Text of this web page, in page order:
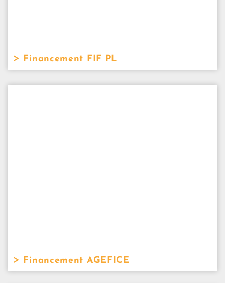
Financement FIF PL
Financement AGEFICE